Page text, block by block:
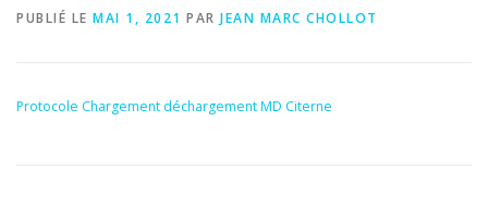
PUBLIÉ LE MAI 1, 2021 PAR JEAN MARC CHOLLOT
Protocole Chargement déchargement MD Citerne